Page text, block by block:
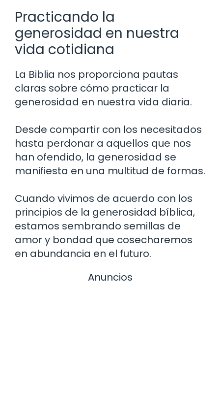
Practicando la
generosidad en nuestra
vida cotidiana
La Biblia nos proporciona pautas
claras sobre cómo practicar la
generosidad en nuestra vida diaria.
Desde compartir con los necesitados
hasta perdonar a aquellos que nos
han ofendido, la generosidad se
manifiesta en una multitud de formas.
Cuando vivimos de acuerdo con los
principios de la generosidad bíblica,
estamos sembrando semillas de
amor y bondad que cosecharemos
en abundancia en el futuro.
Anuncios